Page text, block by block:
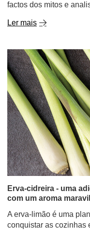
factos dos mitos e
Ler mais
Erva-cidreira - uma
com um aroma
A erva-limão é uma
conquistar as cozinhas